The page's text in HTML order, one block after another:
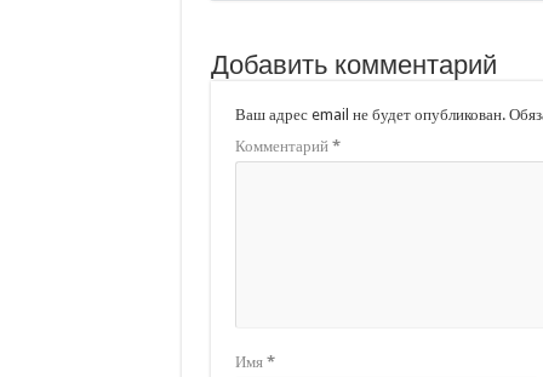
Добавить комментарий
Ваш адрес email не будет опубликован.
Комментарий *
Имя *